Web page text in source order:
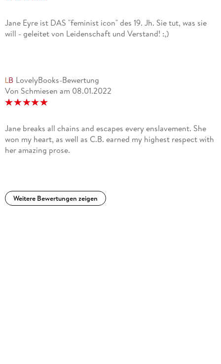
Jane Eyre ist DAS "feminist icon" des 19. Jh. Sie tut, was sie
will - geleitet von Leidenschaft und Verstand! :,)
LovelyBooks-Bewertung
Von Schmiesen am 08.01.2022
Jane breaks all chains and escapes every enslavement. She
won my heart, as well as C.B. earned my highest respect with
her amazing prose.
Weitere Bewertungen zeigen